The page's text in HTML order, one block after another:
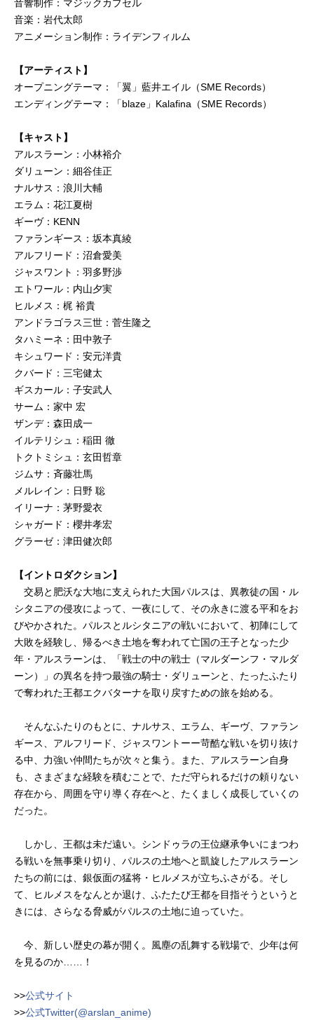
音響制作：マジックカプセル
音楽：岩代太郎
アニメーション制作：ライデンフィルム
【アーティスト】
オープニングテーマ：「翼」藍井エイル（SME Records）
エンディングテーマ：「blaze」Kalafina（SME Records）
【キャスト】
アルスラーン：小林裕介
ダリューン：細谷佳正
ナルサス：浪川大輔
エラム：花江夏樹
ギーヴ：KENN
ファランギース：坂本真綾
アルフリード：沼倉愛美
ジャスワント：羽多野渉
エトワール：内山夕実
ヒルメス：梶 裕貴
アンドラゴラス三世：菅生隆之
タハミーネ：田中敦子
キシュワード：安元洋貴
クバード：三宅健太
ギスカール：子安武人
サーム：家中 宏
ザンデ：森田成一
イルテリシュ：稲田 徹
トクトミシュ：玄田哲章
ジムサ：斉藤壮馬
メルレイン：日野 聡
イリーナ：茅野愛衣
シャガード：櫻井孝宏
グラーゼ：津田健次郎
【イントロダクション】
交易と肥沃な大地に支えられた大国パルスは、異教徒の国・ル
シタニアの侵攻によって、一夜にして、その永きに渡る平和をお
びやかされた。パルスとルシタニアの戦いにおいて、初陣にして
大敗を経験し、帰るべき土地を奪われて亡国の王子となった少
年・アルスラーンは、「戦士の中の戦士（マルダーンフ・マルダ
ーン）」の異名を持つ最強の騎士・ダリューンと、たったふたり
で奪われた王都エクバターナを取り戻すための旅を始める。
そんなふたりのもとに、ナルサス、エラム、ギーヴ、ファラン
ギース、アルフリード、ジャスワントーー苛酷な戦いを切り抜け
る中、力強い仲間たちが次々と集う。また、アルスラーン自身
も、さまざまな経験を積むことで、ただ守られるだけの頼りない
存在から、周囲を守り導く存在へと、たくましく成長していくの
だった。
しかし、王都は未だ遠い。シンドゥラの王位継承争いにまつわ
る戦いを無事乗り切り、パルスの土地へと凱旋したアルスラーン
たちの前には、銀仮面の猛将・ヒルメスが立ちふさがる。そし
て、ヒルメスをなんとか退け、ふたたび王都を目指そうというと
きには、さらなる脅威がパルスの土地に迫っていた。
今、新しい歴史の幕が開く。風塵の乱舞する戦場で、少年は何
を見るのか……！
>>公式サイト
>>公式Twitter(@arslan_anime)